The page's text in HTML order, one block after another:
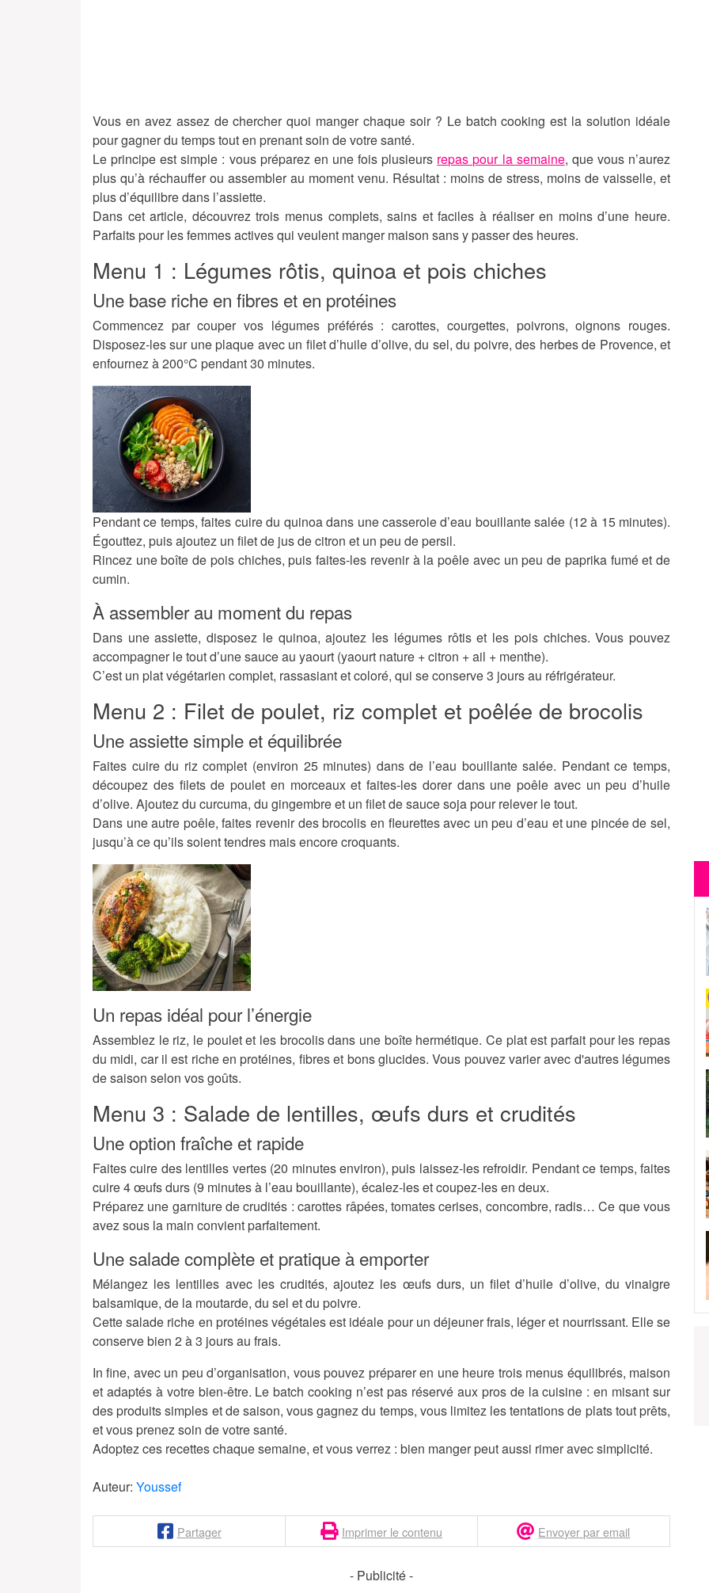
Vous en avez assez de chercher quoi manger chaque soir ? Le batch cooking est la solution idéale
pour gagner du temps tout en prenant soin de votre santé.
Le principe est simple : vous préparez en une fois plusieurs repas pour la semaine, que vous n’aurez
plus qu’à réchauffer ou assembler au moment venu. Résultat : moins de stress, moins de vaisselle, et
plus d’équilibre dans l’assiette.
Dans cet article, découvrez trois menus complets, sains et faciles à réaliser en moins d’une heure.
Parfaits pour les femmes actives qui veulent manger maison sans y passer des heures.
Menu 1 : Légumes rôtis, quinoa et pois chiches
Une base riche en fibres et en protéines
Commencez par couper vos légumes préférés : carottes, courgettes, poivrons, oignons rouges.
Disposez-les sur une plaque avec un filet d’huile d’olive, du sel, du poivre, des herbes de Provence, et
enfournez à 200°C pendant 30 minutes.
Pendant ce temps, faites cuire du quinoa dans une casserole d’eau bouillante salée (12 à 15 minutes).
Égouttez, puis ajoutez un filet de jus de citron et un peu de persil.
Rincez une boîte de pois chiches, puis faites-les revenir à la poêle avec un peu de paprika fumé et de
cumin.
À assembler au moment du repas
Dans une assiette, disposez le quinoa, ajoutez les légumes rôtis et les pois chiches. Vous pouvez
accompagner le tout d’une sauce au yaourt (yaourt nature + citron + ail + menthe).
C’est un plat végétarien complet, rassasiant et coloré, qui se conserve 3 jours au réfrigérateur.
Menu 2 : Filet de poulet, riz complet et poêlée de brocolis
Une assiette simple et équilibrée
Faites cuire du riz complet (environ 25 minutes) dans de l’eau bouillante salée. Pendant ce temps,
découpez des filets de poulet en morceaux et faites-les dorer dans une poêle avec un peu d’huile
d’olive. Ajoutez du curcuma, du gingembre et un filet de sauce soja pour relever le tout.
Dans une autre poêle, faites revenir des brocolis en fleurettes avec un peu d’eau et une pincée de sel,
jusqu’à ce qu’ils soient tendres mais encore croquants.
Un repas idéal pour l’énergie
Assemblez le riz, le poulet et les brocolis dans une boîte hermétique. Ce plat est parfait pour les repas
du midi, car il est riche en protéines, fibres et bons glucides. Vous pouvez varier avec d'autres légumes
de saison selon vos goûts.
Menu 3 : Salade de lentilles, œufs durs et crudités
Une option fraîche et rapide
Faites cuire des lentilles vertes (20 minutes environ), puis laissez-les refroidir. Pendant ce temps, faites
cuire 4 œufs durs (9 minutes à l’eau bouillante), écalez-les et coupez-les en deux.
Préparez une garniture de crudités : carottes râpées, tomates cerises, concombre, radis… Ce que vous
avez sous la main convient parfaitement.
Une salade complète et pratique à emporter
Mélangez les lentilles avec les crudités, ajoutez les œufs durs, un filet d’huile d’olive, du vinaigre
balsamique, de la moutarde, du sel et du poivre.
Cette salade riche en protéines végétales est idéale pour un déjeuner frais, léger et nourrissant. Elle se
conserve bien 2 à 3 jours au frais.
In fine, avec un peu d’organisation, vous pouvez préparer en une heure trois menus équilibrés, maison
et adaptés à votre bien-être. Le batch cooking n’est pas réservé aux pros de la cuisine : en misant sur
des produits simples et de saison, vous gagnez du temps, vous limitez les tentations de plats tout prêts,
et vous prenez soin de votre santé.
Adoptez ces recettes chaque semaine, et vous verrez : bien manger peut aussi rimer avec simplicité.
Auteur: Youssef
Partager Imprimer le contenu Envoyer par email
- Publicité -